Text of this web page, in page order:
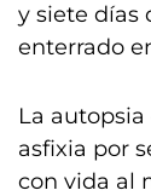
y siete días
enterrado
La
asfixia por
con vida al